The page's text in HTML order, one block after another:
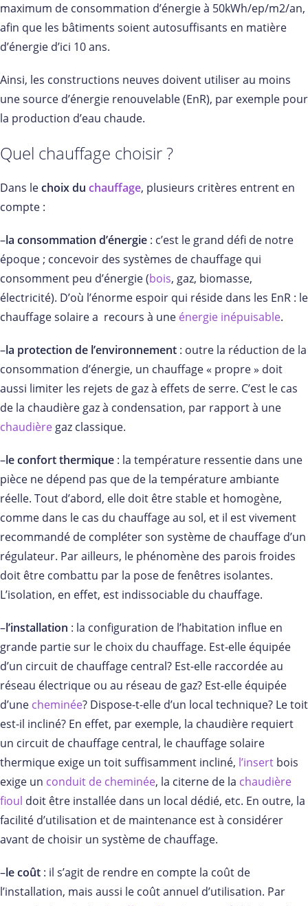
maximum de consommation d’énergie à 50kWh/ep/m2/an,
afin que les bâtiments soient autosuffisants en matière
d’énergie d’ici 10 ans.
Ainsi, les constructions neuves doivent utiliser au moins
une source d’énergie renouvelable (EnR), par exemple pour
la production d’eau chaude.
Quel chauffage choisir ?
Dans lechoix du chauffage, plusieurs critères entrent en
compte :
–la consommation d’énergie : c’est le grand défi de notre
époque ; concevoir des systèmes de chauffage qui
consomment peu d’énergie (bois, gaz, biomasse,
électricité). D’où l’énorme espoir qui réside dans les EnR : le
chauffage solaire a recours à une énergie inépuisable.
–la protection de l’environnement : outre la réduction de la
consommation d’énergie, un chauffage « propre » doit
aussi limiter les rejets de gaz à effets de serre. C’est le cas
de la chaudière gaz à condensation, par rapport à une
chaudière gaz classique.
–le confort thermique : la température ressentie dans une
pièce ne dépend pas que de la température ambiante
réelle. Tout d’abord, elle doit être stable et homogène,
comme dans le cas du chauffage au sol, et il est vivement
recommandé de compléter son système de chauffage d’un
régulateur. Par ailleurs, le phénomène des parois froides
doit être combattu par la pose de fenêtres isolantes.
L’isolation, en effet, est indissociable du chauffage.
–l’installation : la configuration de l’habitation influe en
grande partie sur le choix du chauffage. Est-elle équipée
d’un circuit de chauffage central? Est-elle raccordée au
réseau électrique ou au réseau de gaz? Est-elle équipée
d’une cheminée? Dispose-t-elle d’un local technique? Le toit
est-il incliné? En effet, par exemple, la chaudière requiert
un circuit de chauffage central, le chauffage solaire
thermique exige un toit suffisamment incliné, l’insert bois
exige un conduit de cheminée, la citerne de la chaudière
fioul doit être installée dans un local dédié, etc. En outre, la
facilité d’utilisation et de maintenance est à considérer
avant de choisir un système de chauffage.
–le coût : il s’agit de rendre en compte la coût de
l’installation, mais aussi le coût annuel d’utilisation. Par